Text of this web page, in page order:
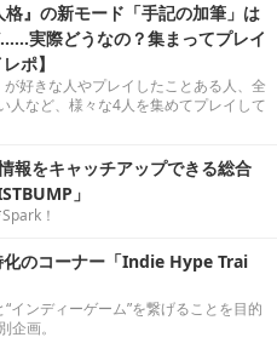
』の新モード「手記の加筆」は
実際どうなの？集まってプレイ
ポ】
が好きな人やプレイしたことある人、全
人など、様々な4人を集めてプレイして
報をキャッチアップできる総合
」
！
化のコーナー「Indie Hype Trai
“インディーゲーム”を繋げることを目的
画。